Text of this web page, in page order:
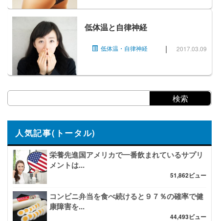
低体温と自律神経
低体温・自律神経 | 2017.03.09
人気記事(トータル)
栄養先進国アメリカで一番飲まれているサプリ
メントは...
51,862ビュー
コンビニ弁当を食べ続けると９７％の確率で健
康障害を...
44,493ビュー